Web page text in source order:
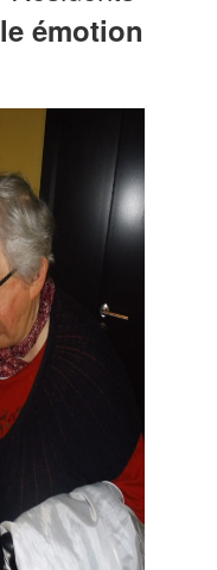
émotion